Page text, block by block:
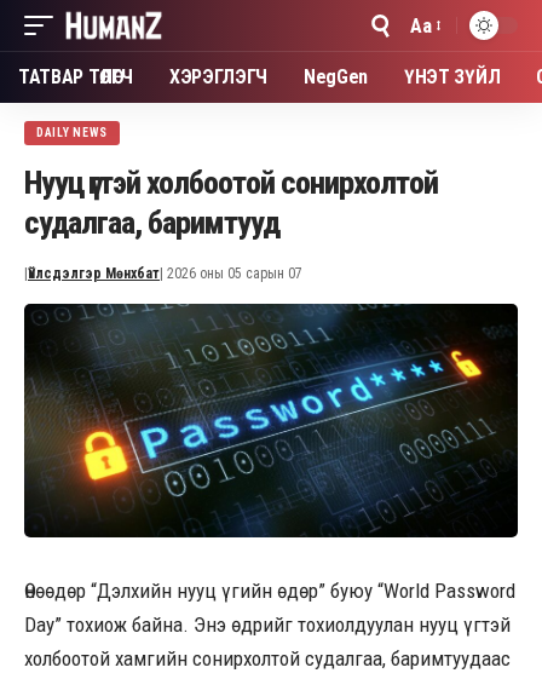
Font
Resizer
Aa
ТАТВАР ТӨЛӨГЧ ХЭРЭГЛЭГЧ NegGen ҮНЭТ ЗҮЙЛ
DAILY NEWS
Нууц үгтэй холбоотой сонирхолтой
судалгаа, баримтууд
Үйлсдэлгэр Мөнхбат | 2026 оны 05 сарын 07
Өнөөдөр “Дэлхийн нууц үгийн өдөр” буюу “World Password
Day” тохиож байна. Энэ өдрийг тохиолдуулан нууц үгтэй
холбоотой хамгийн сонирхолтой судалгаа, баримтуудаас